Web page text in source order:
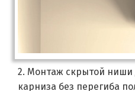
2. Монтаж скрытой ниши
карниза без перегиба